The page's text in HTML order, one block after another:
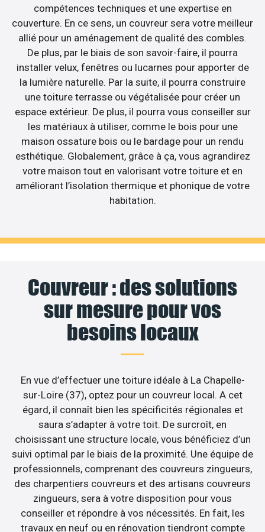
compétences techniques et une expertise en
couverture. En ce sens, un couvreur sera votre meilleur
allié pour un aménagement de qualité des combles.
De plus, par le biais de son savoir-faire, il pourra
installer velux, fenêtres ou lucarnes pour apporter de
la lumière naturelle. Par la suite, il pourra construire
une toiture terrasse ou végétalisée pour créer un
espace extérieur. De plus, il pourra vous conseiller sur
les matériaux à utiliser, comme le bois pour une
maison ossature bois ou le bardage pour un rendu
esthétique. Globalement, grâce à ça, vous agrandirez
votre maison tout en valorisant votre toiture et en
améliorant l’isolation thermique et phonique de votre
habitation.
Couvreur : des solutions
sur mesure pour vos
besoins locaux
En vue d’effectuer une toiture idéale à La Chapelle-
sur-Loire (37), optez pour un couvreur local. A cet
égard, il connaît bien les spécificités régionales et
saura s’adapter à votre toit. De surcroît, en
choisissant une structure locale, vous bénéficiez d’un
suivi optimal par le biais de la proximité. Une équipe de
professionnels, comprenant des couvreurs zingueurs,
des charpentiers couvreurs et des artisans couvreurs
zingueurs, sera à votre disposition pour vous
conseiller et répondre à vos nécessités. En fait, les
travaux en neuf ou en rénovation tiendront compte